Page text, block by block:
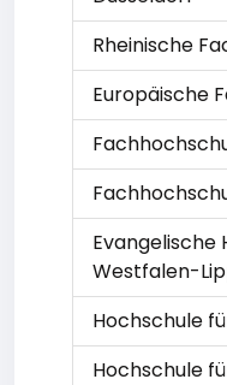
Rheinische
Europäische
Evangelische
Westfalen-
Hochschule
Hochschule